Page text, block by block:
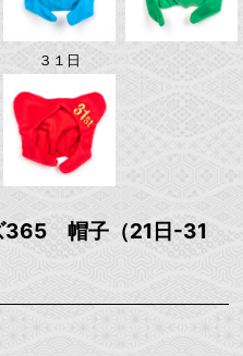
３１日
365 帽子（21日-31